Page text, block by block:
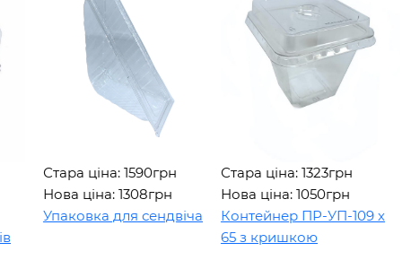
Стара ціна: 1590грн
Нова ціна: 1308грн
Упаковка для сендвіча
Стара ціна: 1323грн
Нова ціна: 1050грн
Контейнер ПР-УП-109 х
65 з кришкою